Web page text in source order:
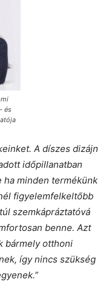
és
A díszes dizájn
időpillanatban
ha minden termékünk
figyelemfelkeltőbb
szemkápráztatóvá
benne. Azt
bármely otthoni
így nincs szükség